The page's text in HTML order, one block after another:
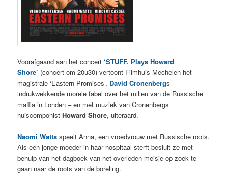
Voorafgaand aan het concert‘STUFF. Plays Howard
Shore’ (concert om 20u30) vertoont Filmhuis Mechelen het
magistrale ‘Eastern Promises’, David Cronenbergs
indrukwekkende morele fabel over het milieu van de Russische
maffia in Londen – en met muziek van Cronenbergs
huiscomponistHoward Shore, uiteraard.
Naomi Watts speelt Anna, een vroedvrouw met Russische roots.
Als een jonge moeder in haar hospitaal sterft besluit ze met
behulp van het dagboek van het overleden meisje op zoek te
gaan naar de roots van de boreling.